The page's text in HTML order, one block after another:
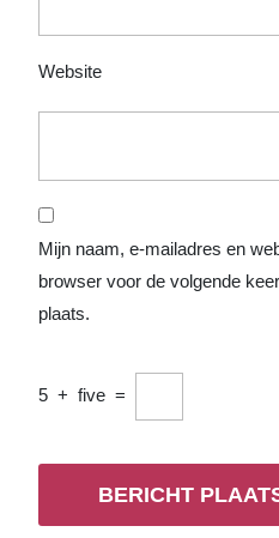
Website
Mijn naam, e-mailadres en
browser voor de volgende
plaats.
5 + five =